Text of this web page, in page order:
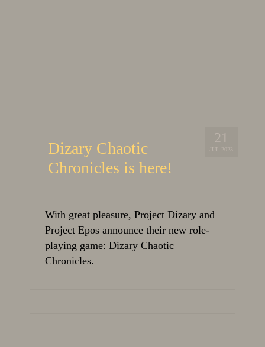
21
JUL 2023
Dizary Chaotic
Chronicles is here!
With great pleasure, Project Dizary and
Project Epos announce their new role-
playing game: Dizary Chaotic
Chronicles.